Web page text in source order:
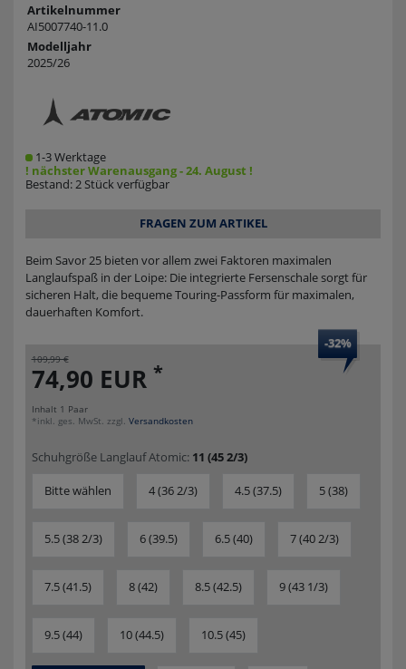
Artikelnummer
AI5007740-11.0
Modelljahr
2025/26
1-3 Werktage
! nächster Warenausgang - 24. August !
Bestand: 2 Stück verfügbar
FRAGEN ZUM ARTIKEL
Beim Savor 25 bieten vor allem zwei Faktoren maximalen
Langlaufspaß in der Loipe: Die integrierte Fersenschale sorgt für
sicheren Halt, die bequeme Touring-Passform für maximalen,
dauerhaften Komfort.
-32%
109,99 €
74,90 EUR *
Inhalt 1 Paar
*inkl. ges. MwSt. zzgl. Versandkosten
Schuhgröße Langlauf Atomic: 11 (45 2/3)
Bitte wählen 4 (36 2/3) 4.5 (37.5) 5 (38)
5.5 (38 2/3) 6 (39.5) 6.5 (40) 7 (40 2/3)
7.5 (41.5) 8 (42) 8.5 (42.5) 9 (43 1/3)
9.5 (44) 10 (44.5) 10.5 (45)